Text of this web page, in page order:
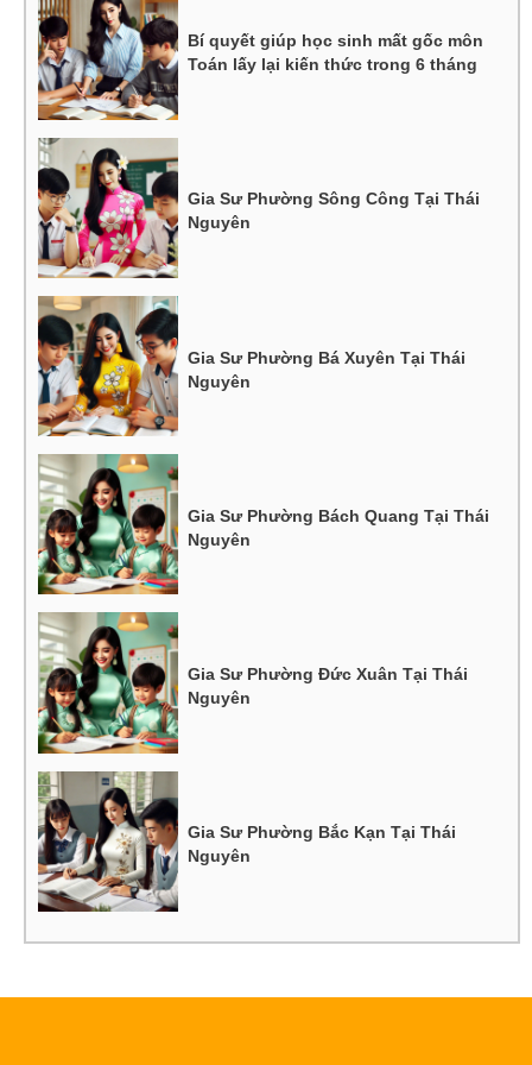
Bí quyết giúp học sinh mất gốc môn
Toán lấy lại kiến thức trong 6 tháng
Gia Sư Phường Sông Công Tại Thái
Nguyên
Gia Sư Phường Bá Xuyên Tại Thái
Nguyên
Gia Sư Phường Bách Quang Tại Thái
Nguyên
Gia Sư Phường Đức Xuân Tại Thái
Nguyên
Gia Sư Phường Bắc Kạn Tại Thái
Nguyên